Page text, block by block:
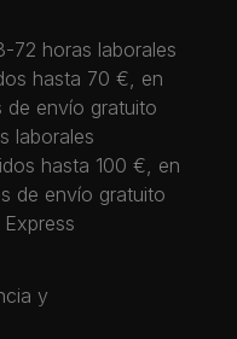
72 horas laborales
hasta 70 €, en
de envío gratuito
laborales
hasta 100 €, en
de envío gratuito
y